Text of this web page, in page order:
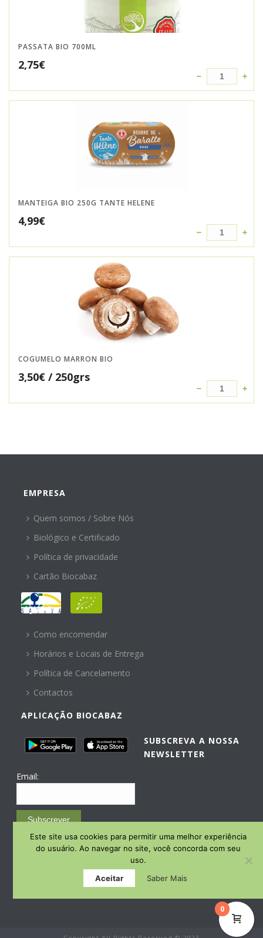
PASSATA BIO 700ML
2,75€
MANTEIGA BIO 250G TANTE HELENE
4,99€
COGUMELO MARRON BIO
3,50€ / 250grs
EMPRESA
Quem somos / Sobre Nós
Biológico e Certificado
Política de privacidade
Cartão Biocabaz
AJUDA
Como encomendar
Horários e Locais de Entrega
Política de Cancelamento
Contactos
APLICAÇÃO BIOCABAZ
SUBSCREVA A NOSSA
NEWSLETTER
Email:
Subscrever
Email Marketing by E-goi
0
Este site usa cookies para permitir uma melhor experiência
do usuário. Ao navegar no site, você concorda com seu
uso.
Aceitar
Saber Mais